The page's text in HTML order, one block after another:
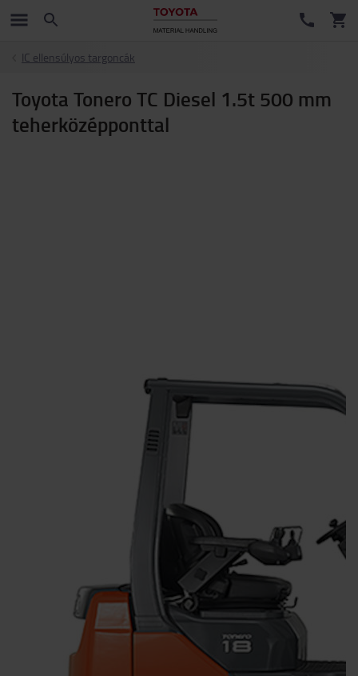
IC ellensúlyos targoncák
Toyota Tonero TC Diesel 1.5t 500 mm
teherközépponttal